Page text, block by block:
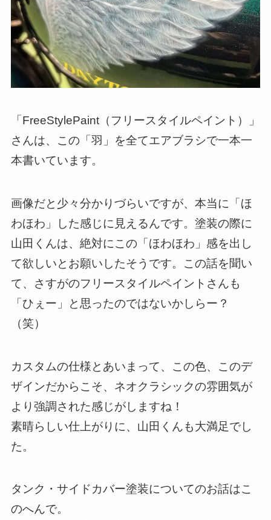
「FreeStylePaint（フリースタイルペイント）」
さんは、この「羽」を全てエアブラシで一本一
本書いています。
画像だと少々分かりづらいですが、本当に「ほ
わほわ」した感じに見えるんです。塗装の際に
山田くんは、絶対にこの「ほわほわ」感を出し
て欲しいとお願いしたそうです。この話を聞い
て、さすがのフリースタイルペイントさんも
「ひぇー」と思ったのではないかしらー？
（笑）
カスタムの仕様とあいまって、この色、このデ
ザインだからこそ、ネオクラシックの雰囲気が
より強調された感じがしますね！
素晴らしい仕上がりに、山田くんも大満足でし
た。
タンク・サイドカバー塗装についてのお話はこ
のへんで。